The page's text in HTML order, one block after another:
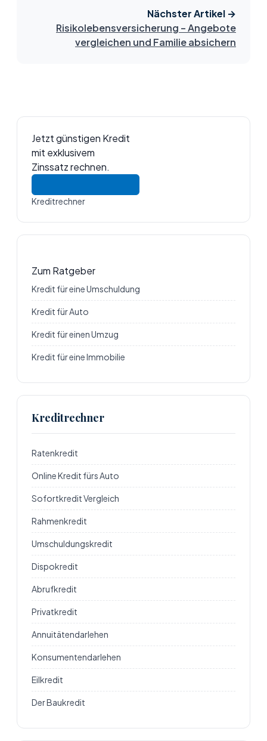
Nächster Artikel →
Risikolebensversicherung – Angebote
vergleichen und Familie absichern
Jetzt günstigen Kredit
mit exklusivem
Zinssatz rechnen.
Kreditrechner
Zum Ratgeber
Kredit für eine Umschuldung
Kredit für Auto
Kredit für einen Umzug
Kredit für eine Immobilie
Kreditrechner
Ratenkredit
Online Kredit fürs Auto
Sofortkredit Vergleich
Rahmenkredit
Umschuldungskredit
Dispokredit
Abrufkredit
Privatkredit
Annuitätendarlehen
Konsumentendarlehen
Eilkredit
Der Baukredit